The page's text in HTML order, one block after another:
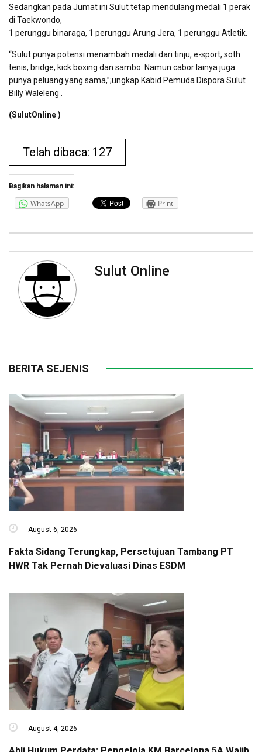
Sedangkan pada Jumat ini Sulut tetap mendulang medali 1 perak
di Taekwondo,
1 perunggu binaraga, 1 perunggu Arung Jera, 1 perunggu Atletik.
“Sulut punya potensi menambah medali dari tinju, e-sport, soth
tenis, bridge, kick boxing dan sambo. Namun cabor lainya juga
punya peluang yang sama,”;ungkap Kabid Pemuda Dispora Sulut
Billy Waleleng .
(SulutOnline )
Telah dibaca: 127
Bagikan halaman ini:
WhatsApp Print
Sulut Online
BERITA SEJENIS
August 6, 2026
Fakta Sidang Terungkap, Persetujuan Tambang PT
HWR Tak Pernah Dievaluasi Dinas ESDM
August 4, 2026